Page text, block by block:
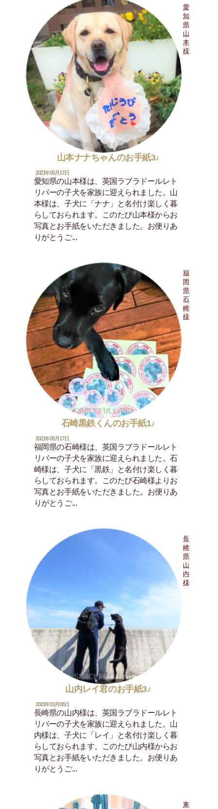
愛
知
県
山
本
様
山本ナナちゃんのお手紙3♪
2021年05月17日
愛知県の山本様は、英国ラブラドールレト
リバーの子犬を家族に迎えられました。山
本様は、子犬に「ナナ」と名付け楽しく暮
らしておられます。このたび山本様からお
写真とお手紙をいただきました。お便りあ
りがとうご...
福
岡
県
石
崎
様
石崎黒鉄くんのお手紙1♪
2021年05月17日
福岡県の石崎様は、英国ラブラドールレト
リバーの子犬を家族に迎えられました。石
崎様は、子犬に「黒鉄」と名付け楽しく暮
らしておられます。このたび石崎様よりお
写真とお手紙をいただきました。お便りあ
りがとうご...
長
崎
県
山
内
様
山内レイ君のお手紙3♪
2021年03月08日
長崎県の山内様は、英国ラブラドールレト
リバーの子犬を家族に迎えられました。山
内様は、子犬に「レイ」と名付け楽しく暮
らしておられます。このたび山内様からお
写真とお手紙をいただきました。お便りあ
りがとうご...
東